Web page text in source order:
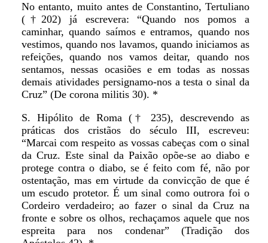
No entanto, muito antes de Constantino, Tertuliano
(†202) já escrevera: “Quando nos pomos a
caminhar, quando saímos e entramos, quando nos
vestimos, quando nos lavamos, quando iniciamos as
refeições, quando nos vamos deitar, quando nos
sentamos, nessas ocasiões e em todas as nossas
demais atividades persignamo-nos a testa o sinal da
Cruz” (De corona militis 30). *
S. Hipólito de Roma († 235), descrevendo as
práticas dos cristãos do século III, escreveu:
“Marcai com respeito as vossas cabeças com o sinal
da Cruz. Este sinal da Paixão opõe-se ao diabo e
protege contra o diabo, se é feito com fé, não por
ostentação, mas em virtude da convicção de que é
um escudo protetor. É um sinal como outrora foi o
Cordeiro verdadeiro; ao fazer o sinal da Cruz na
fronte e sobre os olhos, rechaçamos aquele que nos
espreita para nos condenar” (Tradição dos